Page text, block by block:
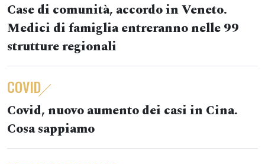
Case di comunità, accordo in Veneto.
Medici di famiglia entreranno nelle 99
strutture regionali
COVID
Covid, nuovo aumento dei casi in Cina.
Cosa sappiamo